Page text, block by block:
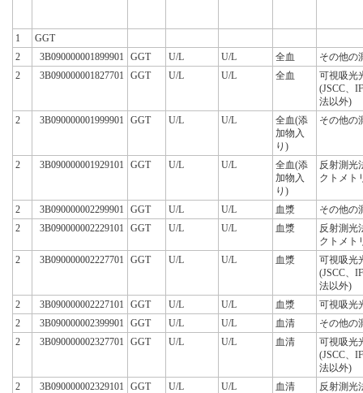
1
GGT
2
3B090000001899901 GGT U/L U/L 全血
その他の
2
3B090000001827701 GGT U/L U/L 全血
可視吸光
(JSCC、
法以外)
2
3B090000001999901 GGT U/L U/L
全血(添
加物入
り)
その他の
2 3B090000001929101 GGT U/L U/L
全血(添
加物入
り)
反射測光
クトメト
2 3B090000002299901 GGT U/L U/L 血漿
その他の
2
3B090000002229101 GGT U/L U/L 血漿
反射測光
クトメト
2
3B090000002227701 GGT U/L U/L 血漿
可視吸光
(JSCC、
法以外)
2
3B090000002227101 GGT U/L U/L 血漿
可視吸光
2
3B090000002399901 GGT U/L U/L 血清
その他の
2
3B090000002327701 GGT U/L U/L 血清
可視吸光
(JSCC、
法以外)
2
3B090000002329101 GGT U/L U/L 血清
反射測光